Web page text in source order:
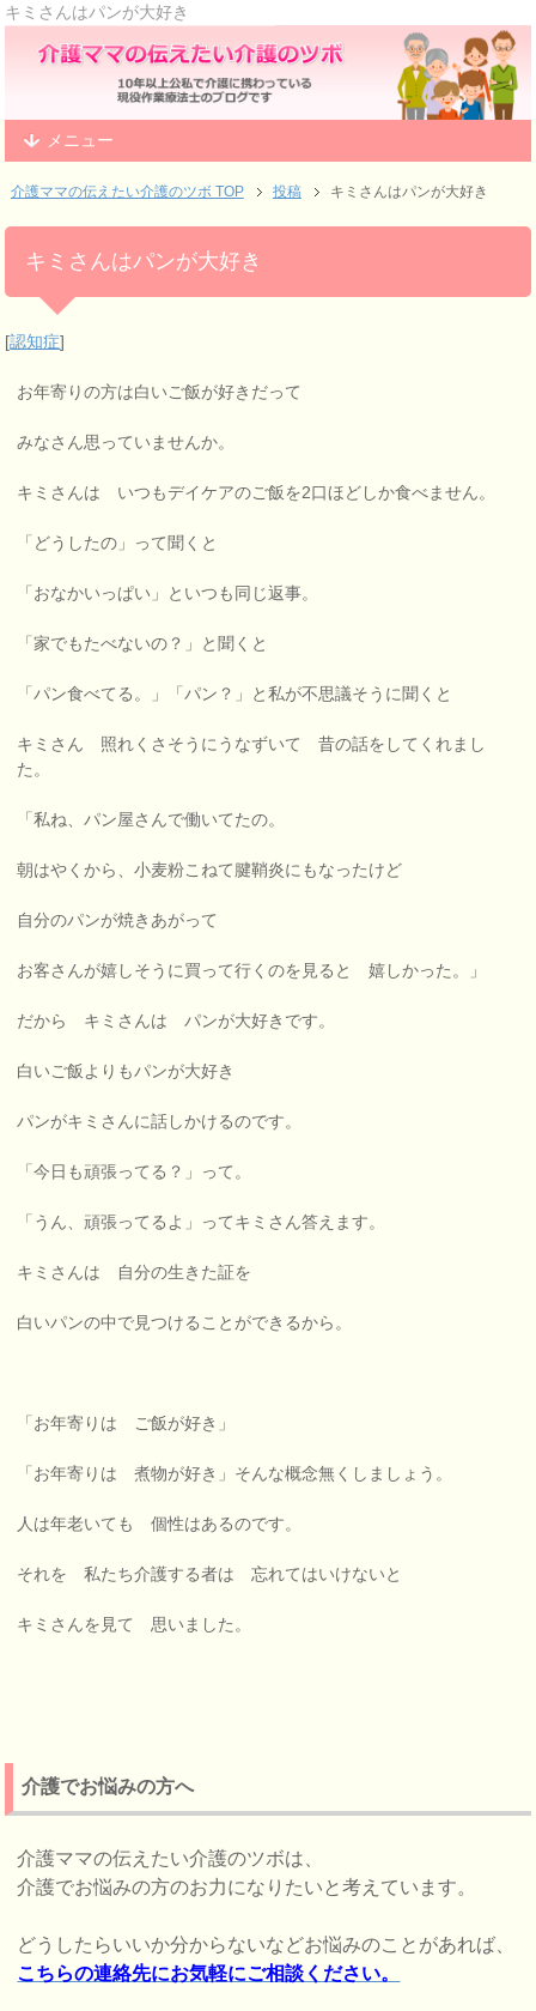
キミさんはパンが大好き
メニュー
介護ママの伝えたい介護のツボ TOP 投稿 キミさんはパンが大好き
キミさんはパンが大好き
[認知症]
お年寄りの方は白いご飯が好きだって
みなさん思っていませんか。
キミさんは いつもデイケアのご飯を2口ほどしか食べません。
「どうしたの」って聞くと
「おなかいっぱい」といつも同じ返事。
「家でもたべないの？」と聞くと
「パン食べてる。」「パン？」と私が不思議そうに聞くと
キミさん 照れくさそうにうなずいて 昔の話をしてくれまし
た。
「私ね、パン屋さんで働いてたの。
朝はやくから、小麦粉こねて腱鞘炎にもなったけど
自分のパンが焼きあがって
お客さんが嬉しそうに買って行くのを見ると 嬉しかった。」
だから キミさんは パンが大好きです。
白いご飯よりもパンが大好き
パンがキミさんに話しかけるのです。
「今日も頑張ってる？」って。
「うん、頑張ってるよ」ってキミさん答えます。
キミさんは 自分の生きた証を
白いパンの中で見つけることができるから。
「お年寄りは ご飯が好き」
「お年寄りは 煮物が好き」そんな概念無くしましょう。
人は年老いても 個性はあるのです。
それを 私たち介護する者は 忘れてはいけないと
キミさんを見て 思いました。
介護でお悩みの方へ
介護ママの伝えたい介護のツボは、
介護でお悩みの方のお力になりたいと考えています。
どうしたらいいか分からないなどお悩みのことがあれば、
こちらの連絡先にお気軽にご相談ください。